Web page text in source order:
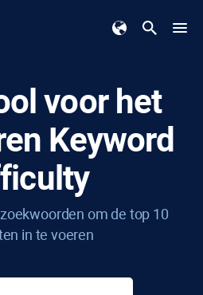
voor het
Keyword
om de top 10
in te voeren